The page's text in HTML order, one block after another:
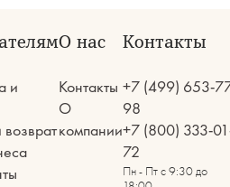
и
О нас
Контакты
О
компании
Контакты
+7 (499) 653-
98
+7 (800) 333-
72
Пн - Пт с 9:30 до